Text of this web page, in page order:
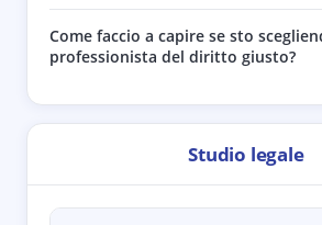
Come faccio a capire se sto
professionista del diritto giusto?
Studio legale